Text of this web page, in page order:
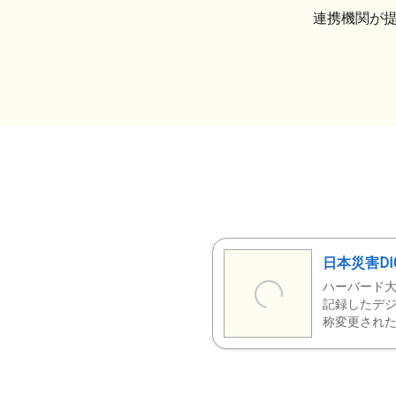
連携機関が
日本災害
ハーバード
記録したデ
称変更された